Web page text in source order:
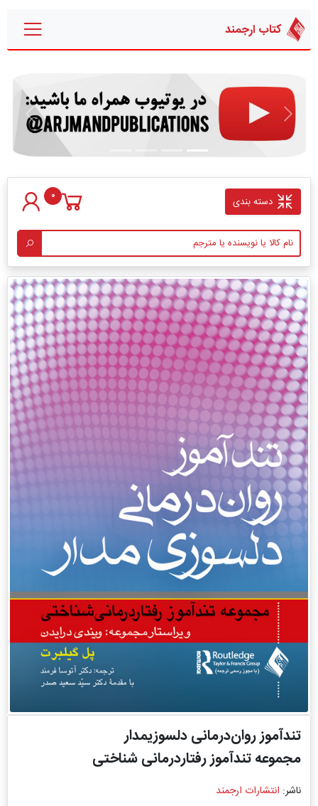
کتاب ارجمند
قبلی بعدی
دسته بندی 0
تندآموز روان‌درمانی دلسوزیمدار
مجموعه تندآموز رفتاردرمانی شناختی
ناشر: انتشارات ارجمند